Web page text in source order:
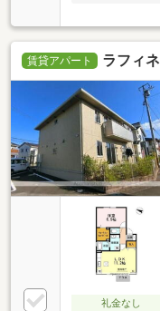
賃貸アパート ラフィ
礼金なし